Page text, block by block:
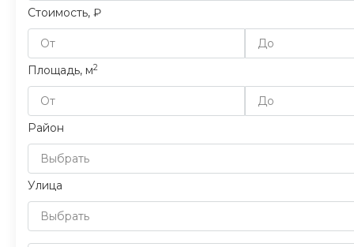
Стоимость, ₽
Площадь, м2
Район
Выбрать
Улица
Выбрать